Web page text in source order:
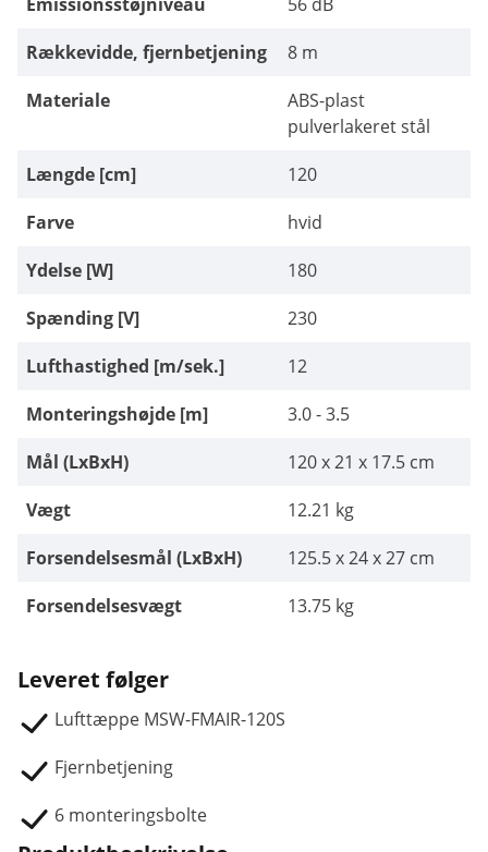
Rækkevidde, fjernbetjening
8 m
Materiale
ABS-plast
pulverlakeret stål
Længde [cm]
120
Farve
hvid
Ydelse [W]
180
Spænding [V]
230
Lufthastighed [m/sek.]
12
Monteringshøjde [m]
3.0 - 3.5
Mål (LxBxH)
120 x 21 x 17.5 cm
Vægt
12.21 kg
Forsendelsesmål (LxBxH)
125.5 x 24 x 27 cm
Forsendelsesvægt
13.75 kg
Leveret følger
Lufttæppe MSW-FMAIR-120S
Fjernbetjening
6 monteringsbolte